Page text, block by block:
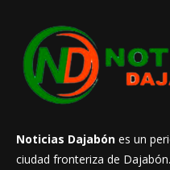
Noticias Dajabón es un
ciudad fronteriza de